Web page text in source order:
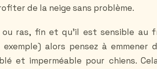
de la neige sans problème.
ras, fin et qu’il est sensible au
alors pensez à emmener
et imperméable pour chiens.